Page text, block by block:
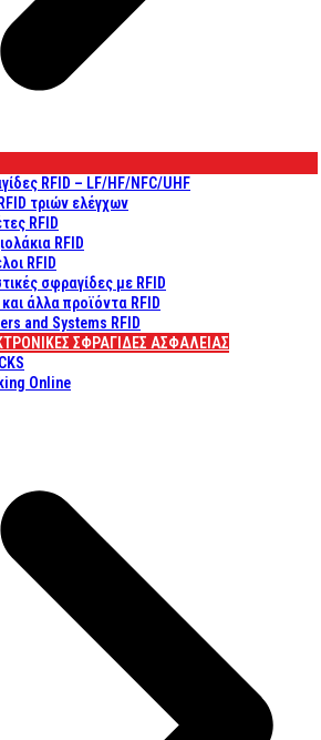
RFID – LF/HF/NFC/UHF
τριών ελέγχων
RFID
RFID
RFID
σφραγίδες με RFID
άλλα προϊόντα RFID
and Systems RFID
ΣΦΡΑΓΙΔΕΣ ΑΣΦΑΛΕΙΑΣ
Online